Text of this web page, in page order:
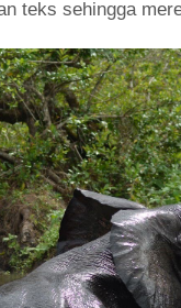
teks sehingga